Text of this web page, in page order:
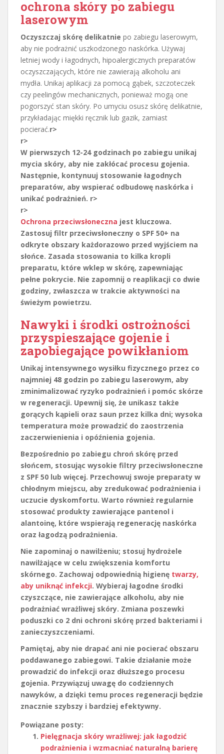
ochrona skóry po zabiegu
laserowym
Oczyszczaj skórę delikatnie po zabiegu laserowym,
aby nie podrażnić uszkodzonego naskórka. Używaj
letniej wody i łagodnych, hipoalergicznych preparatów
oczyszczających, które nie zawierają alkoholu ani
mydła. Unikaj aplikacji za pomocą gąbek, szczoteczek
czy peelingów mechanicznych, ponieważ mogą one
pogorszyć stan skóry. Po umyciu osusz skórę delikatnie,
przykładając miękki ręcznik lub gazik, zamiast
pocierać.r>
r>
W pierwszych 12-24 godzinach po zabiegu unikaj
mycia skóry, aby nie zakłócać procesu gojenia.
Następnie, kontynuuj stosowanie łagodnych
preparatów, aby wspierać odbudowę naskórka i
unikać podrażnień. r>
r>
Ochrona przeciwsłoneczna jest kluczowa.
Zastosuj filtr przeciwsłoneczny o SPF 50+ na
odkryte obszary każdorazowo przed wyjściem na
słońce. Zasada stosowania to kilka kropli
preparatu, które wklep w skórę, zapewniając
pełne pokrycie. Nie zapomnij o reaplikacji co dwie
godziny, zwłaszcza w trakcie aktywności na
świeżym powietrzu.
Nawyki i środki ostrożności
przyspieszające gojenie i
zapobiegające powikłaniom
Unikaj intensywnego wysiłku fizycznego przez co
najmniej 48 godzin po zabiegu laserowym, aby
zminimalizować ryzyko podrażnień i pomóc skórze
w regeneracji. Upewnij się, że unikasz także
gorących kąpieli oraz saun przez kilka dni; wysoka
temperatura może prowadzić do zaostrzenia
zaczerwienienia i opóźnienia gojenia.
Bezpośrednio po zabiegu chroń skórę przed
słońcem, stosując wysokie filtry przeciwsłoneczne
z SPF 50 lub więcej. Przechowuj swoje preparaty w
chłodnym miejscu, aby zredukować podrażnienia i
uczucie dyskomfortu. Warto również regularnie
stosować produkty zawierające pantenol i
alantoinę, które wspierają regenerację naskórka
oraz łagodzą podrażnienia.
Nie zapominaj o nawilżeniu; stosuj hydrożele
nawilżające w celu zwiększenia komfortu
skórnego. Zachowaj odpowiednią higienę twarzy,
aby uniknąć infekcji. Wybieraj łagodne środki
czyszczące, nie zawierające alkoholu, aby nie
podrażniać wrażliwej skóry. Zmiana poszewki
poduszki co 2 dni ochroni skórę przed bakteriami i
zanieczyszczeniami.
Pamiętaj, aby nie drapać ani nie pocierać obszaru
poddawanego zabiegowi. Takie działanie może
prowadzić do infekcji oraz dłuższego procesu
gojenia. Przywiązuj uwagę do codziennych
nawyków, a dzięki temu proces regeneracji będzie
znacznie szybszy i bardziej efektywny.
Powiązane posty:
Pielęgnacja skóry wrażliwej: jak łagodzić
podrażnienia i wzmacniać naturalną barierę